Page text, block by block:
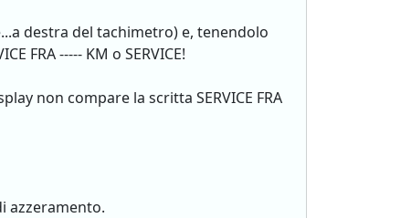
destra del tachimetro) e, tenendolo
FRA ----- KM o SERVICE!
non compare la scritta SERVICE FRA
azzeramento.